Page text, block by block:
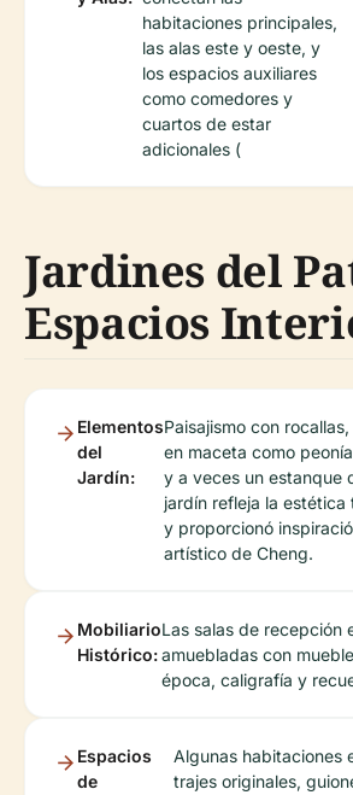
habitaciones principales,
las alas este y oeste, y
los espacios auxiliares
como comedores y
cuartos de estar
adicionales (
Jardines del
Espacios
Elementos
del
Jardín:
Paisajismo con
en maceta como
y a veces un estanque
jardín refleja la estética
y proporcionó
artístico de Cheng.
Mobiliario
Histórico:
Las salas de recepción
amuebladas con
época, caligrafía y
Espacios
de
Algunas habitaciones
trajes originales,